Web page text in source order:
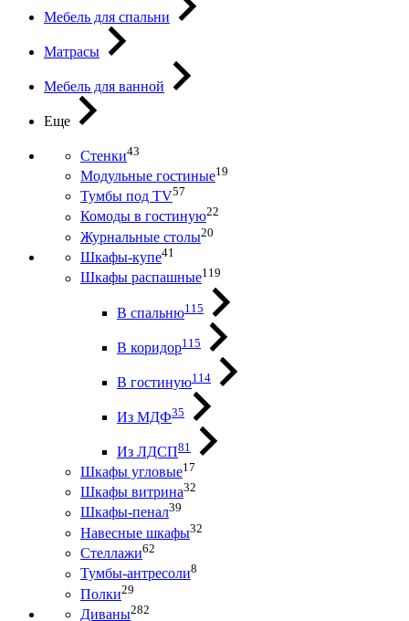
Мебель для спальни
Матрасы
Мебель для ванной
Еще
Стенки43
Модульные гостиные19
Тумбы под ТV57
Комоды в гостиную22
Журнальные столы20
Шкафы-купе41
Шкафы распашные119
В спальню115
В коридор115
В гостиную114
Из МДФ35
Из ЛДСП81
Шкафы угловые17
Шкафы витрина32
Шкафы-пенал39
Навесные шкафы32
Стеллажи62
Тумбы-антресоли8
Полки29
Диваны282